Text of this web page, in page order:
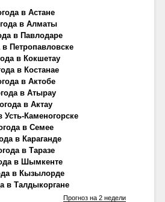
в Астане
в Алматы
в Павлодаре
в Петропавловске
в Кокшетау
в Костанае
в Актобе
в Атырау
в Актау
Усть-Каменогорске
в Семее
в Караганде
в Таразе
в Шымкенте
в Кызылорде
в Талдыкоргане
Прогноз на 2 недели